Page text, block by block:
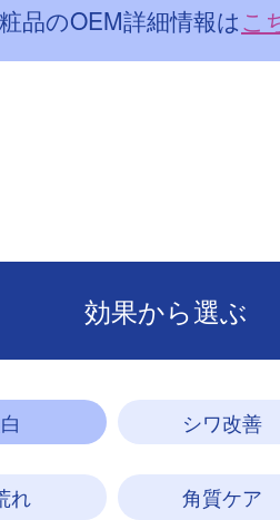
品のOEM詳細情報はこ
効果から選ぶ
シワ改善
れ 角質ケア